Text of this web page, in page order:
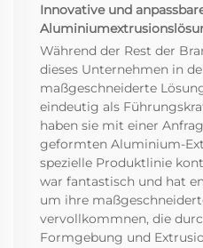
Innovative und
Während der Rest der
dieses Unternehmen in
maßgeschneiderte
eindeutig als
haben sie mit einer
geformten Aluminium-
spezielle Produktlinie
war fantastisch und hat
um ihre
vervollkommnen, die
Formgebung und